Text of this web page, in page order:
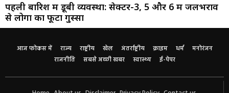
पहली बारिश में डूबी व्यवस्था: सेक्टर-3, 5 और 6 में जलभराव
से लोगों का फूटा गुस्सा
आज फोकस में राज्य राष्ट्रीय खेल अंतर्राष्ट्रीय क्राइम धर्म
मनोरंजन
राजनीति
सबसे अच्छी खबर स्वास्थ्य ई-पेपर